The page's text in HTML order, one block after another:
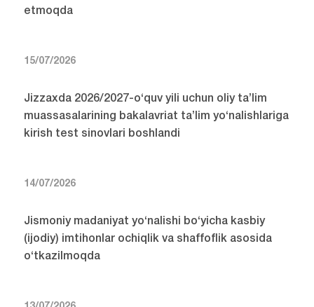
etmoqda
15/07/2026
Jizzaxda 2026/2027-o‘quv yili uchun oliy ta’lim
muassasalarining bakalavriat ta’lim yo‘nalishlariga
kirish test sinovlari boshlandi
14/07/2026
Jismoniy madaniyat yo‘nalishi bo‘yicha kasbiy
(ijodiy) imtihonlar ochiqlik va shaffoflik asosida
o‘tkazilmoqda